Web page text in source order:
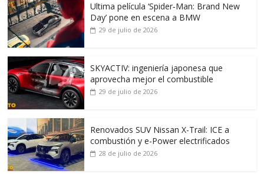
Ultima película ‘Spider‑Man: Brand New
Day’ pone en escena a BMW
29 de julio de 2026
SKYACTIV: ingeniería japonesa que
aprovecha mejor el combustible
29 de julio de 2026
Renovados SUV Nissan X-Trail: ICE a
combustión y e-Power electrificados
28 de julio de 2026